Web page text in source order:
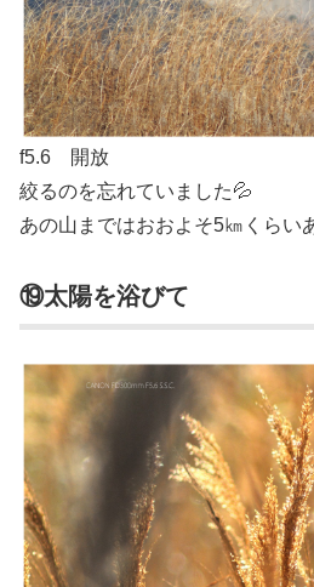
f5.6 開放
絞るのを忘れていました💦
あの山まではおおよそ5㎞くらい
⑲太陽を浴びて